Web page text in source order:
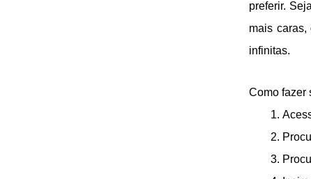
preferir.
mais
infinitas.
Como fazer